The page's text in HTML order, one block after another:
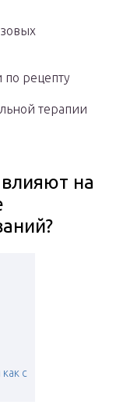
рецепту
терапии
на
с